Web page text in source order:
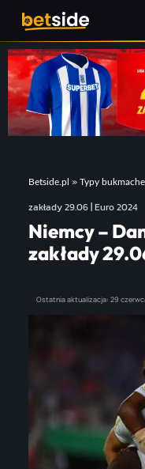
Betside.pl » Typy
zakłady 29.06 | Euro 2024
Niemcy –
zakłady
Ostatnia aktualizacja: 29